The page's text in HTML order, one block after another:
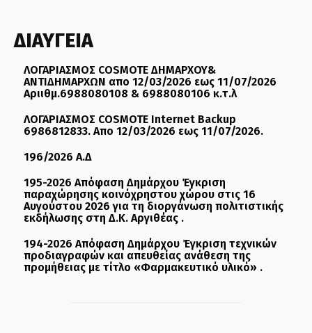
ΔΙΑΥΓΕΙΑ
ΛΟΓΑΡΙΑΣΜΟΣ COSMOTE ΔΗΜΑΡΧΟΥ&
ΑΝΤΙΔΗΜΑΡΧΩΝ απο 12/03/2026 εως 11/07/2026
Αριιθμ.6988080108 & 6988080106 κ.τ.λ
ΛΟΓΑΡΙΑΣΜΟΣ COSMOTE Internet Backup
6986812833. Απο 12/03/2026 εως 11/07/2026.
196/2026 Α.Δ
195-2026 Απόφαση Δημάρχου Έγκριση
παραχώρησης κοινόχρηστου χώρου στις 16
Αυγούστου 2026 για τη διοργάνωση πολιτιστικής
εκδήλωσης στη Δ.Κ. Αργιθέας .
194-2026 Απόφαση Δημάρχου Έγκριση τεχνικών
προδιαγραφών και απευθείας ανάθεση της
προμήθειας με τίτλο «Φαρμακευτικό υλικό» .